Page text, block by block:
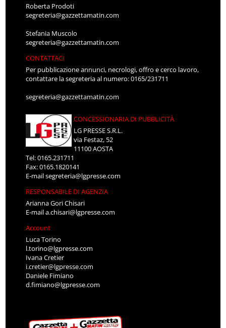
Roberta Prodoti
segreteria@gazzettamatin.com
Stefania Muscolo
segreteria@gazzettamatin.com
CONTATTACI
Per pubblicazione annunci, necrologi, offro e cerco lavoro,
contattare la segreteria al numero: 0165/231711
segreteria@gazzettamatin.com
CONCESSIONARIA DI PUBBLICITÀ
LG PRESSE S.R.L.
via Festaz, 52
11100 AOSTA
Tel: 0165.231711
Fax: 0165.1820141
E-mailsegreteria@lgpresse.com
RESPONSABILE DI AGENZIA
Arianna Gori Chisari
E-maila.chisari@lgpresse.com
Account
Luca Torino
l.torino@lgpresse.com
Ivana Cretier
i.cretier@lgpresse.com
Daniele Fimiano
d.fimiano@lgpresse.com